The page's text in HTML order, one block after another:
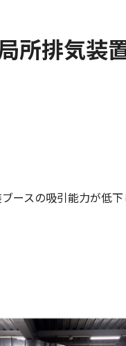
所排気装
ースの吸引能力が低下